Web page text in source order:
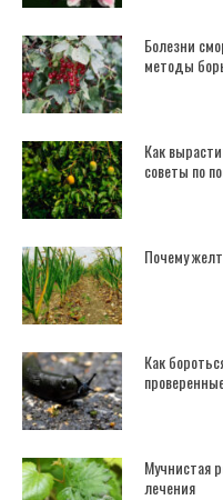
Болезни
методы
Как
советы по
Почему
Как
Мучнистая
лечения